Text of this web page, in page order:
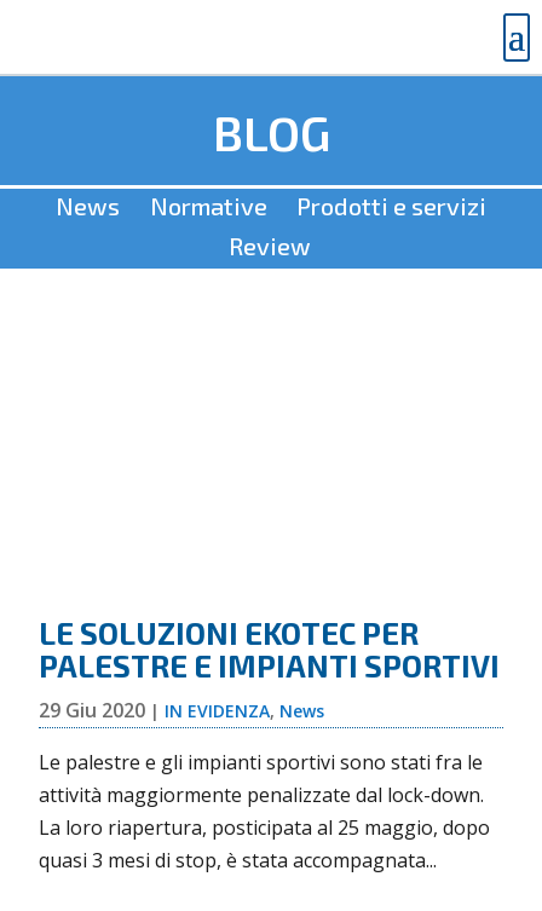
BLOG
News Normative
Prodotti e servizi
Review
LE SOLUZIONI EKOTEC PER
PALESTRE E IMPIANTI SPORTIVI
29 Giu 2020 | IN EVIDENZA, News
Le palestre e gli impianti sportivi sono stati fra le
attività maggiormente penalizzate dal lock-down.
La loro riapertura, posticipata al 25 maggio, dopo
quasi 3 mesi di stop, è stata accompagnata...